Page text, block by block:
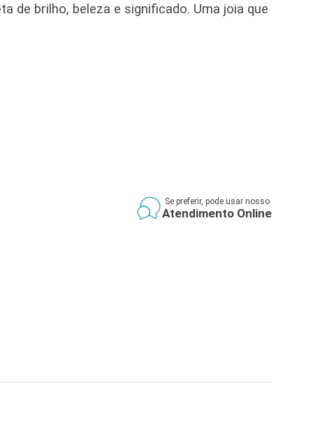
de brilho, beleza e significado. Uma joia que
Se preferir, pode usar nosso
Atendimento Online